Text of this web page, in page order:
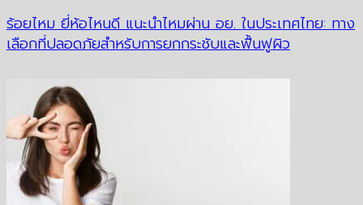
ร้อยไหม ยี่ห้อไหนดี แนะนำไหมผ่าน อย. ในประเทศไทย: ทาง
เลือกที่ปลอดภัยสำหรับการยกกระชับและฟื้นฟูผิว